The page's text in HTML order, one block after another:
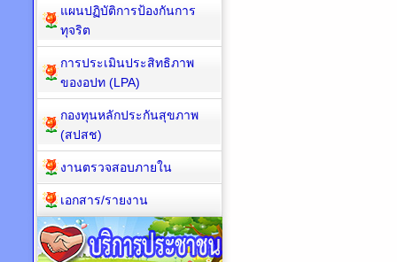
แผนปฏิบัติการป้องกันการ
ทุจริต
การประเมินประสิทธิภาพ
ของอปท (LPA)
กองทุนหลักประกันสุขภาพ
(สปสช)
งานตรวจสอบภายใน
เอกสาร/รายงาน